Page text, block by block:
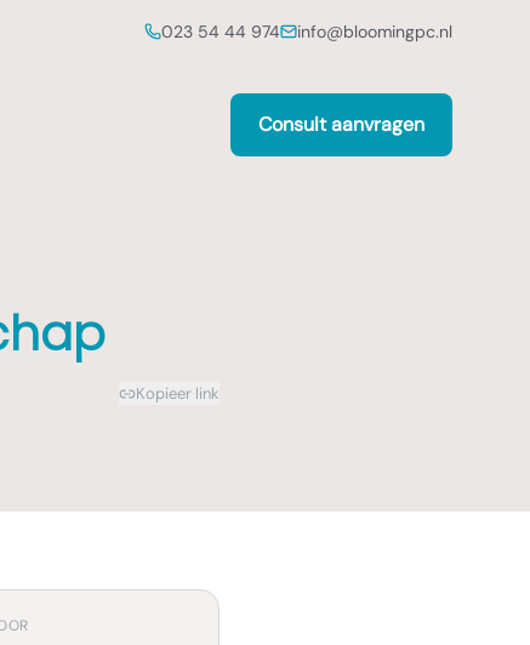
023 54 44 974 info@bloomingpc.nl
Consult aanvragen
Kopieer link